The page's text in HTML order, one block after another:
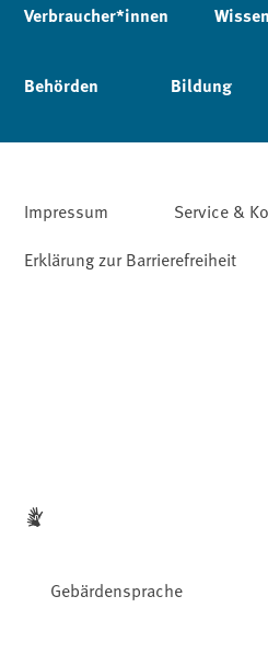
Verbraucher*innen
Behörden Bildung
Impressum Service &
Erklärung zur Barrierefreiheit
Gebärdensprache